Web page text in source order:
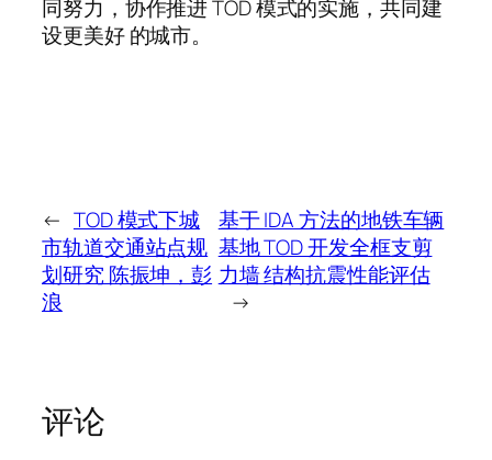
同努力，协作推进 TOD 模式的实施，共同建
设更美好 的城市。
← TOD 模式下城
市轨道交通站点规
划研究 陈振坤，彭
浪
基于 IDA 方法的地铁车辆
基地 TOD 开发全框支剪
力墙 结构抗震性能评估
→
评论